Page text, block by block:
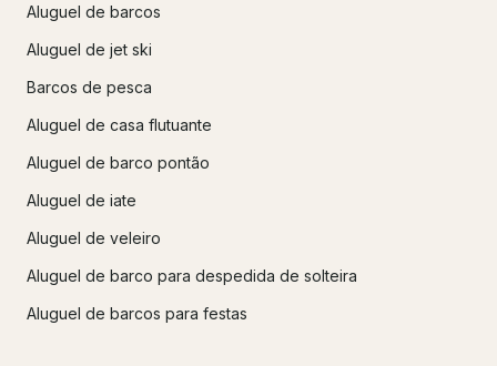
Aluguel de barcos
Aluguel de jet ski
Barcos de pesca
Aluguel de casa flutuante
Aluguel de barco pontão
Aluguel de iate
Aluguel de veleiro
Aluguel de barco para despedida de solteira
Aluguel de barcos para festas